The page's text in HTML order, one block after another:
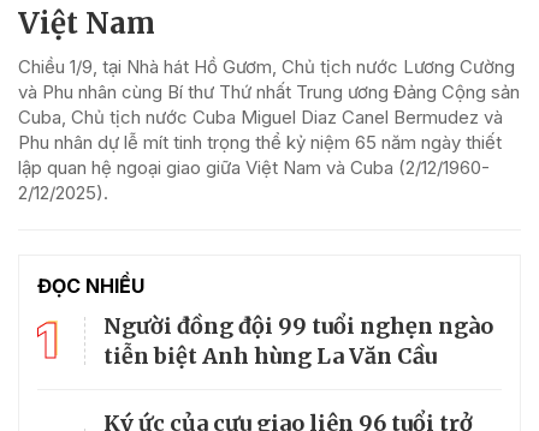
Việt Nam
Chiều 1/9, tại Nhà hát Hồ Gươm, Chủ tịch nước Lương Cường
và Phu nhân cùng Bí thư Thứ nhất Trung ương Đảng Cộng sản
Cuba, Chủ tịch nước Cuba Miguel Diaz Canel Bermudez và
Phu nhân dự lễ mít tinh trọng thể kỷ niệm 65 năm ngày thiết
lập quan hệ ngoại giao giữa Việt Nam và Cuba (2/12/1960-
2/12/2025).
ĐỌC NHIỀU
1
Người đồng đội 99 tuổi nghẹn ngào
tiễn biệt Anh hùng La Văn Cầu
Ký ức của cựu giao liên 96 tuổi trở